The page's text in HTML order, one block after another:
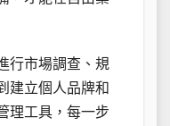
行市場調查、規
建立個人品牌和
理工具，每一步